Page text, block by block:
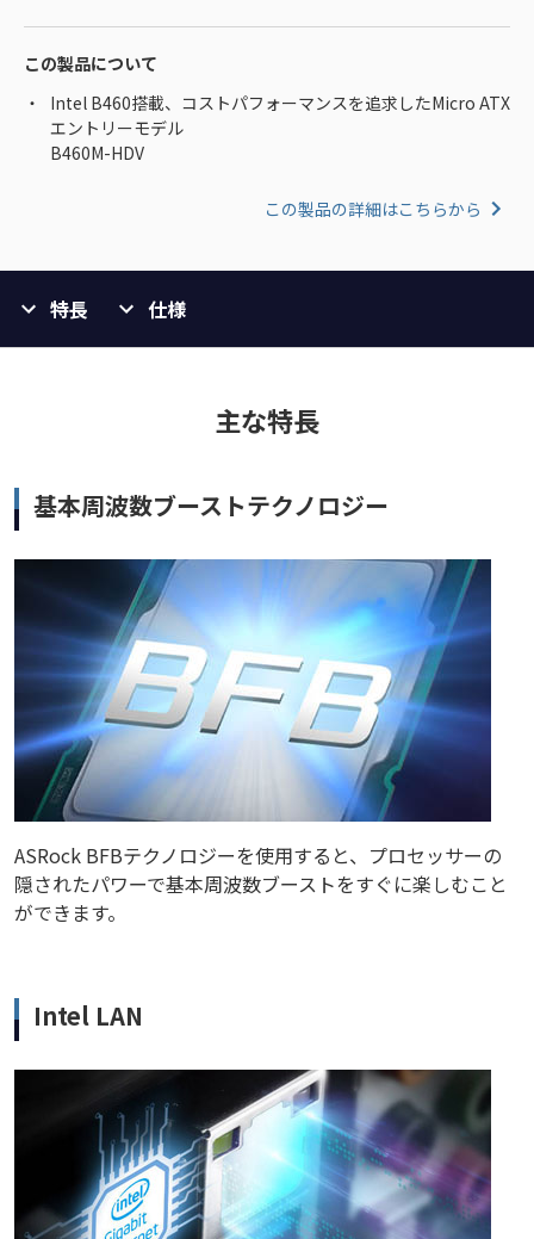
この製品について
Intel B460搭載、コストパフォーマンスを追求したMicro ATX
エントリーモデル
B460M-HDV
この製品の詳細はこちらから
特長 仕様
主な特長
基本周波数ブーストテクノロジー
ASRock BFBテクノロジーを使用すると、プロセッサーの
隠されたパワーで基本周波数ブーストをすぐに楽しむこと
ができます。
Intel LAN